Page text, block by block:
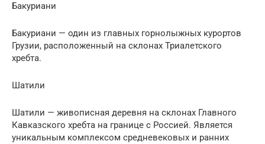
Бакуриани
Бакуриани — один из главных горнолыжных курортов
Грузии, расположенный на склонах Триалетского
хребта.
Шатили
Шатили — живописная деревня на склонах Главного
Кавказского хребта на границе с Россией. Является
уникальным комплексом средневековых и ранних